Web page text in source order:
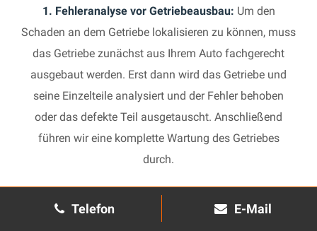
Telefon E-Mail
1. Fehleranalyse vor Getriebeausbau: Um den
Schaden an dem Getriebe lokalisieren zu können, muss
das Getriebe zunächst aus Ihrem Auto fachgerecht
ausgebaut werden. Erst dann wird das Getriebe und
seine Einzelteile analysiert und der Fehler behoben
oder das defekte Teil ausgetauscht. Anschließend
führen wir eine komplette Wartung des Getriebes
durch.
2. Manuelles Getriebe:
Die Reparatur eines komplexen
Schaltgetriebes ist äußerst aufwendig und benötigt